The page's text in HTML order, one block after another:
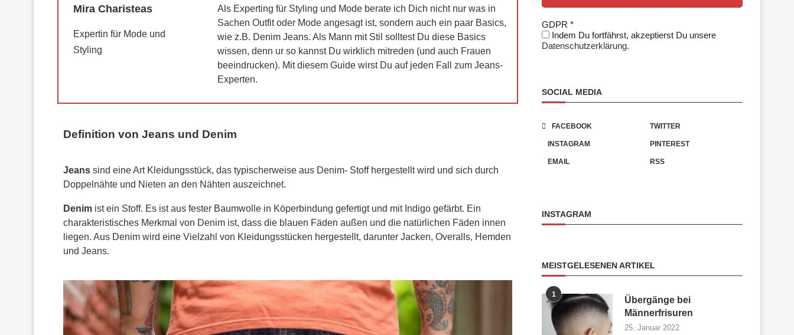
Mira Charisteas
Expertin für Mode und
Styling
Als Experting für Styling und Mode berate ich Dich nicht nur was in
Sachen Outfit oder Mode angesagt ist, sondern auch ein paar Basics,
wie z.B. Denim Jeans. Als Mann mit Stil solltest Du diese Basics
wissen, denn ur so kannst Du wirklich mitreden (und auch Frauen
beeindrucken). Mit diesem Guide wirst Du auf jeden Fall zum Jeans-
Experten.
Definition von Jeans und Denim
Jeans sind eine Art Kleidungsstück, das typischerweise aus Denim- Stoff hergestellt wird und sich durch
Doppelnähte und Nieten an den Nähten auszeichnet.
Denim ist ein Stoff. Es ist aus fester Baumwolle in Köperbindung gefertigt und mit Indigo gefärbt. Ein
charakteristisches Merkmal von Denim ist, dass die blauen Fäden außen und die natürlichen Fäden innen
liegen. Aus Denim wird eine Vielzahl von Kleidungsstücken hergestellt, darunter Jacken, Overalls, Hemden
und Jeans.
GDPR *
Indem Du fortfährst, akzeptierst Du unsere
Datenschutzerklärung.
SOCIAL MEDIA
FACEBOOK TWITTER
INSTAGRAM PINTEREST
EMAIL RSS
INSTAGRAM
MEISTGELESENEN ARTIKEL
1
Übergänge bei
Männerfrisuren
25. Januar 2022